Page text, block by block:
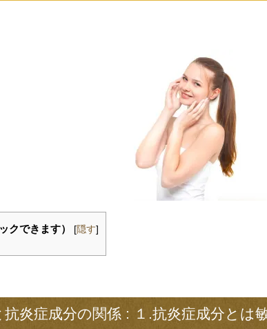
クできます） [隠す]
抗炎症成分の関係 : １.抗炎症成分とは